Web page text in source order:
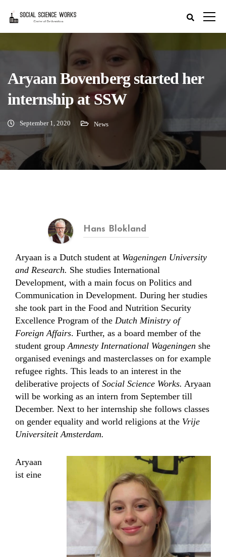
Aryaan Bovenberg started her
internship at SSW
September 1, 2020 News
Hans Blokland
Aryaan is a Dutch student at Wageningen University
and Research. She studies International
Development, with a main focus on Politics and
Communication in Development. During her studies
she took part in the Food and Nutrition Security
Excellence Program of the Dutch Ministry of
Foreign Affairs. Further, as a board member of the
student groupAmnesty International Wageningen she
organised evenings and masterclasses on for example
refugee rights. This leads to an interest in the
deliberative projects of Social Science Works. Aryaan
will be working as an intern from September till
December. Next to her internship she follows classes
on gender equality and world religions at the Vrije
Universiteit Amsterdam.
Aryaan
ist eine